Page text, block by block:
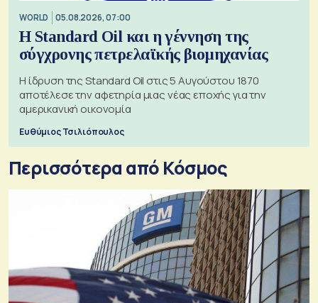
WORLD 05.08.2026, 07:00
Η Standard Oil και η γέννηση της
σύγχρονης πετρελαϊκής βιομηχανίας
Η ίδρυση της Standard Oil στις 5 Αυγούστου 1870
αποτέλεσε την αφετηρία μιας νέας εποχής για την
αμερικανική οικονομία
Ευθύμιος Τσιλιόπουλος
Περισσότερα από Κόσμος